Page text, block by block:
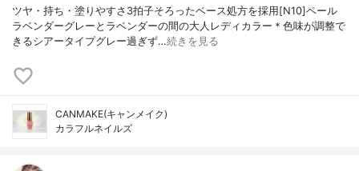
ツヤ・持ち・塗りやすさ3拍子そろったベース処方を採用[N10]ペール
ラベンダーグレーとラベンダーの間の大人レディカラー＊色味が調整で
きるシアータイプグレー過ぎず…続きを見る
CANMAKE(キャンメイク)
カラフルネイルズ